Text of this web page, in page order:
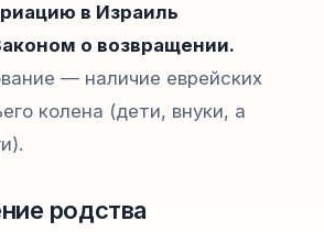
в Израиль
о возвращении.
— наличие еврейских
колена (дети, внуки, а
родства